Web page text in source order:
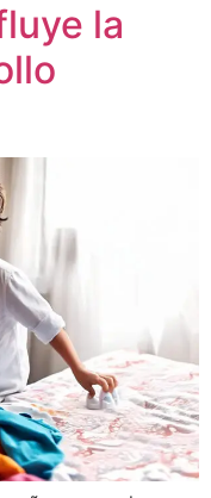
la